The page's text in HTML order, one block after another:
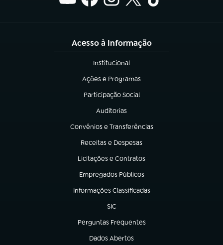
Acesso à Informação
Institucional
(abre em nova aba)
Ações e Programas
(abre em nova aba)
Participação Social
(abre em nova aba)
Auditorias
(abre em nova aba)
Convênios e Transferências
(abre em nova aba)
Receitas e Despesas
(abre em nova aba)
Licitações e Contratos
(abre em nova aba)
Empregados Públicos
(abre em nova aba)
Informações Classificadas
(abre em nova aba)
SIC
(abre em nova aba)
Perguntas Frequentes
(abre em nova aba)
Dados Abertos
(abre em nova aba)